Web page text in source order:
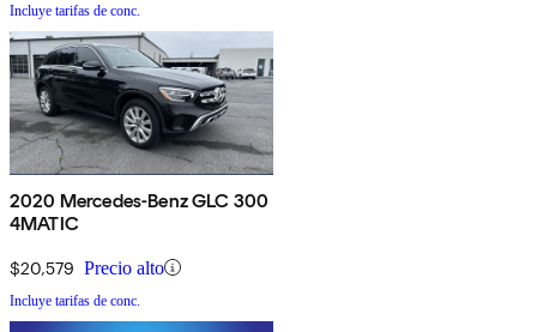
Incluye tarifas de conc.
2020 Mercedes-Benz GLC 300
4MATIC
$20,579 Precio alto
Incluye tarifas de conc.